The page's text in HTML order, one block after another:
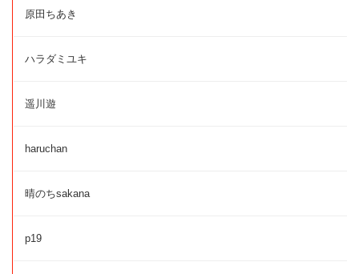
原田ちあき
ハラダミユキ
遥川遊
haruchan
晴のちsakana
p19